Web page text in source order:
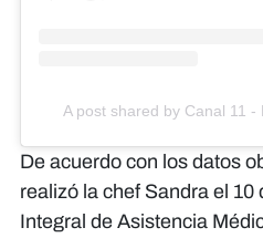
A post shared by Canal 11
De acuerdo con los datos
realizó la chef Sandra el 10
Integral de Asistencia